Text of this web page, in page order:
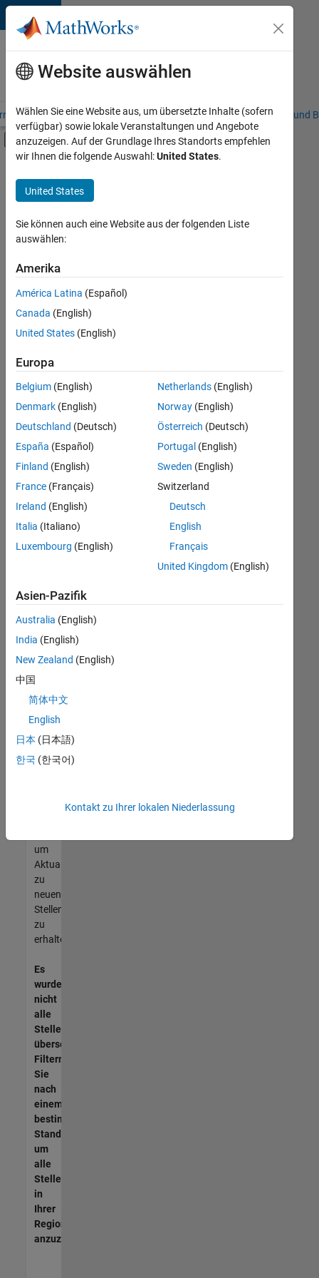
Weiter zum Inhalt
Karriere
bei
MathWorks
– Übersicht Stellensuche Niederlassungen Studierende und
Umschaltung für Off-Canvas-
Hauptinhalt
Information Technology
Education Sales
Inside Sales
Marketing Communications
Finance and Operations
Human Resources
+5
Derzeit
es
keine
offenen
Stellen,
Ihren
Suchkriterien
entsprechen.
können
die
Suchkriterien
weiter
fassen
oder
alle
Stellenangebote
anzeigen .
noch
keine
offenen
Stellen
können,
die
Ihren
entsprechen,
werden
unseres
um
Aktualisierungen
zu
neuen
Stellenangeboten
zu
erhalten.
Es
wurden
nicht
alle
Stellen
übersetzt.
Filtern
Sie
nach
einem
bestimmten
Standort,
um
alle
Stellenangebote
in
Ihrer
Region
anzuzeigen.
Website auswählen
Wählen Sie eine Website aus, um übersetzte Inhalte (sofern
verfügbar) sowie lokale Veranstaltungen und Angebote
anzuzeigen. Auf der Grundlage Ihres Standorts empfehlen
wir Ihnen die folgende Auswahl:United States.
United States
Sie können auch eine Website aus der folgenden Liste
auswählen:
Amerika
América Latina (Español)
Canada (English)
United States (English)
Europa
Belgium (English)
Denmark (English)
Deutschland (Deutsch)
España (Español)
Finland (English)
France (Français)
Ireland (English)
Italia (Italiano)
Luxembourg (English)
Netherlands(English)
Norway(English)
Österreich (Deutsch)
Portugal (English)
Sweden (English)
Switzerland
Deutsch
English
Français
United Kingdom(English)
Asien-Pazifik
Australia (English)
India (English)
New Zealand (English)
中国
简体中文
English
日本 (日本語)
한국 (한국어)
Kontakt zu Ihrer lokalen Niederlassung